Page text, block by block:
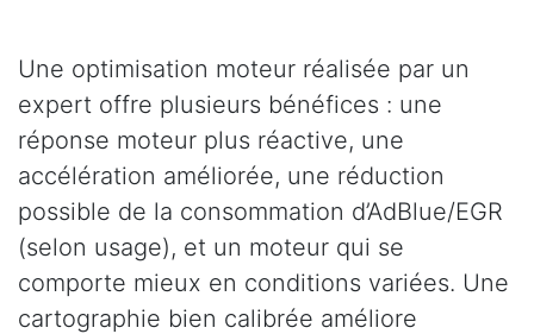
Une optimisation moteur réalisée par un
expert offre plusieurs bénéfices : une
réponse moteur plus réactive, une
accélération améliorée, une réduction
possible de la consommation d’AdBlue/EGR
(selon usage), et un moteur qui se
comporte mieux en conditions variées. Une
cartographie bien calibrée améliore